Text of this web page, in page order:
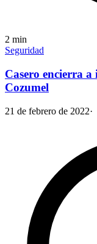
2 min
Seguridad
Casero encierra
Cozumel
21 de febrero de 2022·